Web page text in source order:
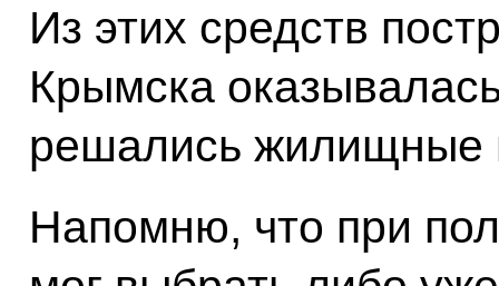
Из этих средств
Крымска
решались жилищные
Напомню, что при